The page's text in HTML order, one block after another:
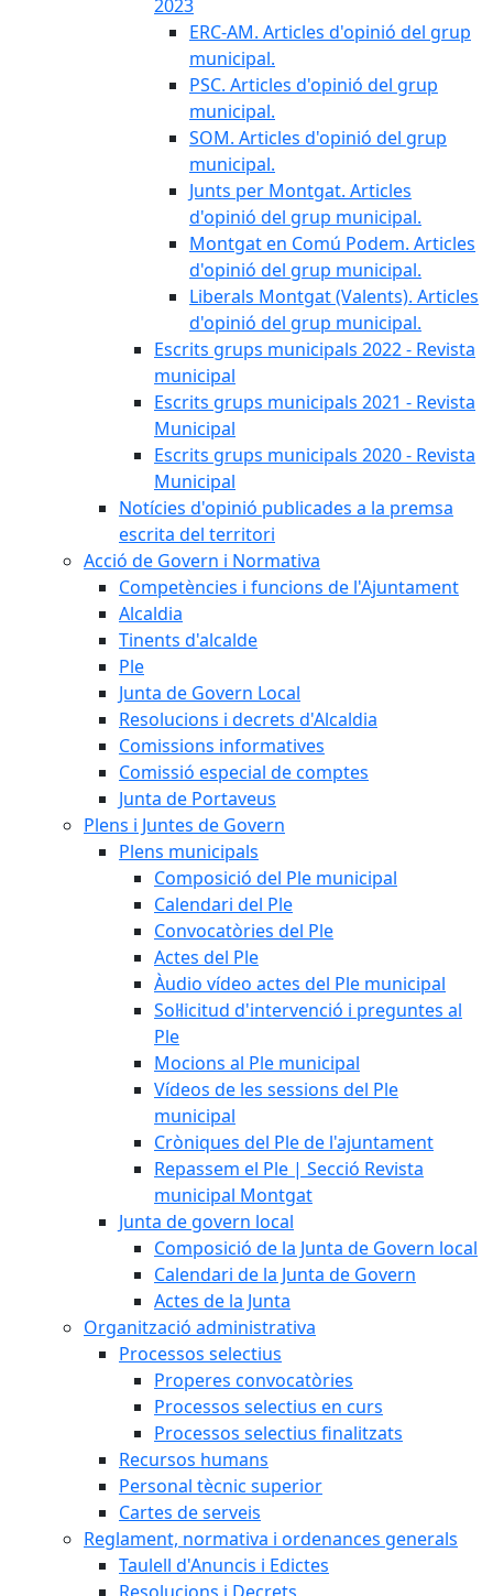
2023
ERC-AM. Articles d'opinió del grup
municipal.
PSC. Articles d'opinió del grup
municipal.
SOM. Articles d'opinió del grup
municipal.
Junts per Montgat. Articles
d'opinió del grup municipal.
Montgat en Comú Podem. Articles
d'opinió del grup municipal.
Liberals Montgat (Valents). Articles
d'opinió del grup municipal.
Escrits grups municipals 2022 - Revista
municipal
Escrits grups municipals 2021 - Revista
Municipal
Escrits grups municipals 2020 - Revista
Municipal
Notícies d'opinió publicades a la premsa
escrita del territori
Acció de Govern i Normativa
Competències i funcions de l'Ajuntament
Alcaldia
Tinents d'alcalde
Ple
Junta de Govern Local
Resolucions i decrets d'Alcaldia
Comissions informatives
Comissió especial de comptes
Junta de Portaveus
Plens i Juntes de Govern
Plens municipals
Composició del Ple municipal
Calendari del Ple
Convocatòries del Ple
Actes del Ple
Àudio vídeo actes del Ple municipal
Sol·licitud d'intervenció i preguntes al
Ple
Mocions al Ple municipal
Vídeos de les sessions del Ple
municipal
Cròniques del Ple de l'ajuntament
Repassem el Ple | Secció Revista
municipal Montgat
Junta de govern local
Composició de la Junta de Govern local
Calendari de la Junta de Govern
Actes de la Junta
Organització administrativa
Processos selectius
Properes convocatòries
Processos selectius en curs
Processos selectius finalitzats
Recursos humans
Personal tècnic superior
Cartes de serveis
Reglament, normativa i ordenances generals
Taulell d'Anuncis i Edictes